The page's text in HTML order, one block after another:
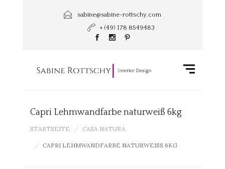
sabine@sabine-rottschy.com
+ (49) 178 8549483
Capri Lehmwandfarbe naturweiß 6kg
STARTSEITE CASA NATURA
CAPRI LEHMWANDFARBE NATURWEISS 6KG